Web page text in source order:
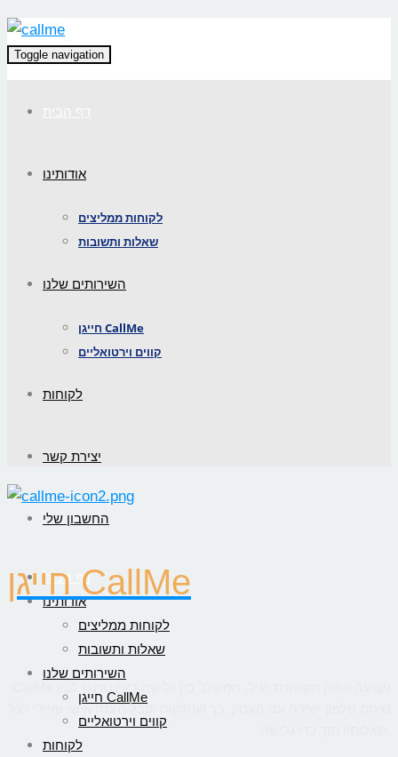
Toggle navigation
אודותינו
לקוחות ממליצים
שאלות ותשובות
השירותים שלנו
חייגן CallMe
קווים וירטואליים
לקוחות
יצירת קשר
החשבון שלי
דף הבית
אודותינו
לקוחות ממליצים
שאלות ותשובות
השירותים שלנו
חייגן CallMe
קווים וירטואליים
לקוחות
חייגן CallMe
שיחת טלפון ישירה עם העסק, כך שהלקוח יקבל מענה אישי ומיידי לכל